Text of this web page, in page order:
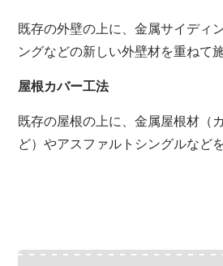
既存の外壁の上に、金属サイディ
ングなどの新しい外壁材を重ねて
屋根カバー工法
既存の屋根の上に、金属屋根材（
ど）やアスファルトシングルなど